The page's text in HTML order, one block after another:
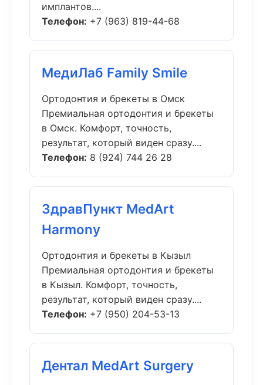
имплантов....
Телефон: +7 (963) 819-44-68
МедиЛаб Family Smile
Ортодонтия и брекеты в Омск
Премиальная ортодонтия и брекеты
в Омск. Комфорт, точность,
результат, который виден сразу....
Телефон: 8 (924) 744 26 28
ЗдравПункт MedArt
Harmony
Ортодонтия и брекеты в Кызыл
Премиальная ортодонтия и брекеты
в Кызыл. Комфорт, точность,
результат, который виден сразу....
Телефон: +7 (950) 204-53-13
Дентал MedArt Surgery